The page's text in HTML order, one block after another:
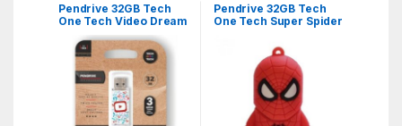
Pendrive 32GB Tech
One Tech Video Dream
USB 2.0
Pendrive 32GB Tech
One Tech Super Spider